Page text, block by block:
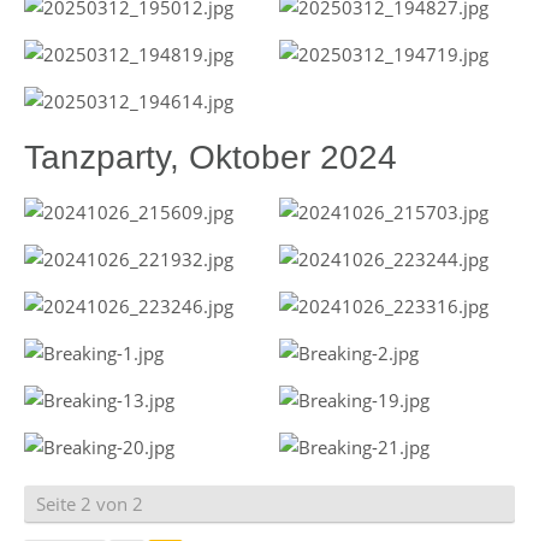
Tanzparty, Oktober 2024
Seite 2 von 2